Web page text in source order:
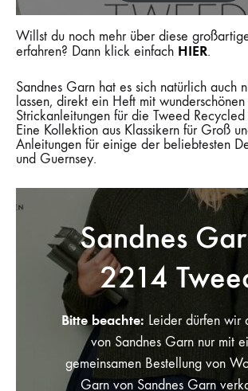
Willst du noch mehr über diese
erfahren? Dann klick einfach HIER.
Sandnes Garn hat es sich natürlich auch
lassen, direkt ein Heft mit wunderschönen
Strickanleitungen für die Tweed
Eine Kollektion aus Klassikern für Groß
Anleitungen für einige der beliebtesten
und Guernsey.
Sandnes
2214
Bitte beachte: Leider dürfen wir
von Sandnes Garn nur mit
gemeinsamen Bestellung von
Garn von Sandnes Garn